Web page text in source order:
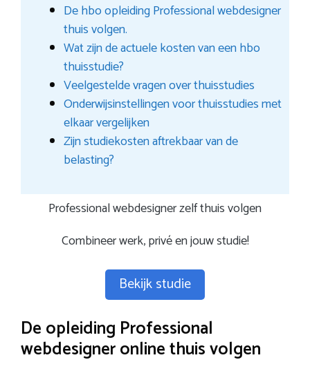
De hbo opleiding Professional webdesigner
thuis volgen.
Wat zijn de actuele kosten van een hbo
thuisstudie?
Veelgestelde vragen over thuisstudies
Onderwijsinstellingen voor thuisstudies met
elkaar vergelijken
Zijn studiekosten aftrekbaar van de
belasting?
Professional webdesigner zelf thuis volgen
Combineer werk, privé en jouw studie!
Bekijk studie
De opleiding Professional
webdesigner online thuis volgen